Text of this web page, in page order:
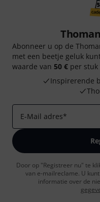
Abonneer u op de
met een beetje geluk
waarde van 50 € per
Inspirerende
E-Mail adres*
Door op "Registreer nu" te
van e-mailreclame. U
informatie over de